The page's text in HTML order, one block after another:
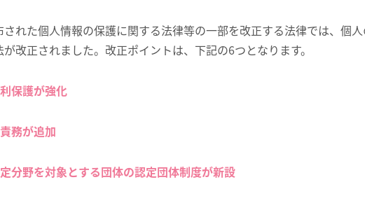
れた個人情報の保護に関する法律等の一部を改正する法律では、個
改正されました。改正ポイントは、下記の6つとなります。
保護が強化
務が追加
分野を対象とする団体の認定団体制度が新設